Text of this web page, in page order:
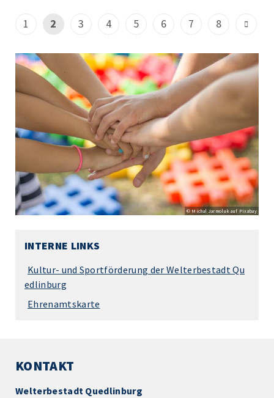
1 2 3 4 5 6 7 8
© Michal Jarmoluk auf Pixabay
INTERNE LINKS
Kultur- und Sportförderung der Welterbestadt Qu
edlinburg
Ehrenamtskarte
KONTAKT
Welterbestadt Quedlinburg